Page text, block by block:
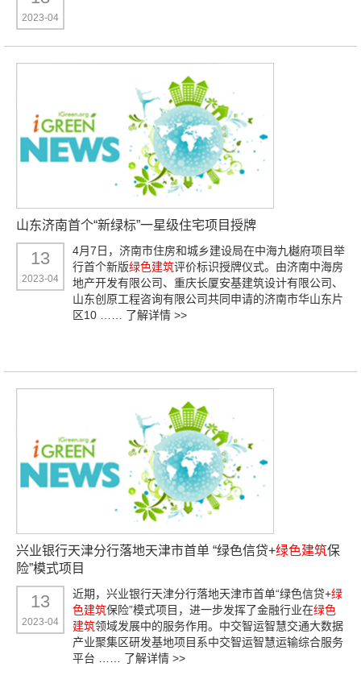
2023-04
山东济南首个“新绿标”一星级住宅项目授牌
13
2023-04
4月7日，济南市住房和城乡建设局在中海九樾府项目举
行首个新版绿色建筑评价标识授牌仪式。由济南中海房
地产开发有限公司、重庆长厦安基建筑设计有限公司、
山东创原工程咨询有限公司共同申请的济南市华山东片
区10 …… 了解详情 >>
兴业银行天津分行落地天津市首单 “绿色信贷+绿色建筑保
险”模式项目
13
2023-04
近期，兴业银行天津分行落地天津市首单“绿色信贷+绿
色建筑保险”模式项目，进一步发挥了金融行业在绿色
建筑领域发展中的服务作用。中交智运智慧交通大数据
产业聚集区研发基地项目系中交智运智慧运输综合服务
平台 …… 了解详情 >>